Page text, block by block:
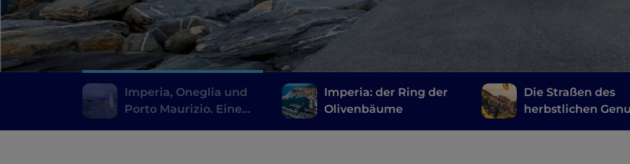
Imperia, Oneglia und
Porto Maurizio. Eine
Imperia: der Ring der
Olivenbäume
Die Straßen des
herbstlichen